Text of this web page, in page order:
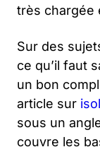
très chargée
Sur des
ce qu’il faut
un bon
article sur
sous un
couvre les